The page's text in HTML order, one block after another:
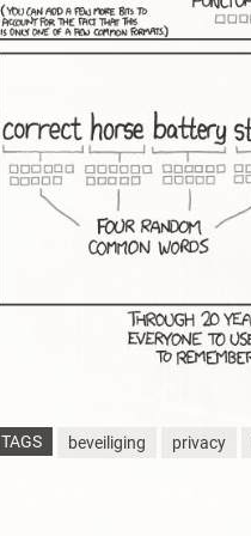
TAGS beveiliging privacy